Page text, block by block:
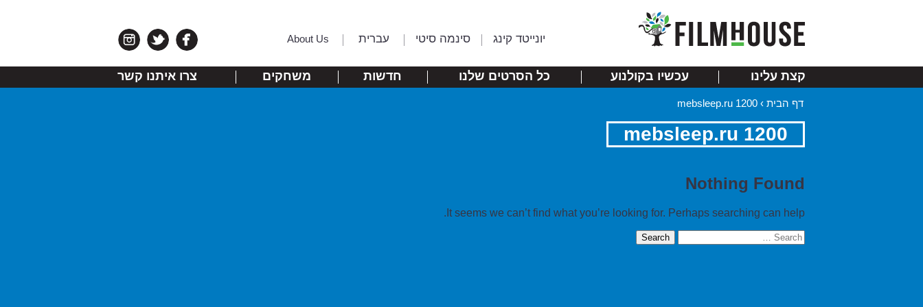
יונייטד קינג סינמה סיטי עברית About Us
קצת עלינו עכשיו בקולנוע כל הסרטים שלנו חדשות משחקים צרו איתנו קשר
דף הבית ›
mebsleep.ru 1200
mebsleep.ru 1200
Nothing Found
It seems we can’t find what you’re looking for. Perhaps searching can help.
Search
for: